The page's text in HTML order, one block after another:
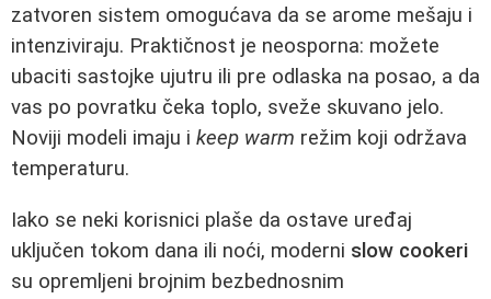
zatvoren sistem omogućava da se arome mešaju i
intenziviraju. Praktičnost je neosporna: možete
ubaciti sastojke ujutru ili pre odlaska na posao, a da
vas po povratku čeka toplo, sveže skuvano jelo.
Noviji modeli imaju i keep warm režim koji održava
temperaturu.
Iako se neki korisnici plaše da ostave uređaj
uključen tokom dana ili noći, moderni slow cookeri
su opremljeni brojnim bezbednosnim